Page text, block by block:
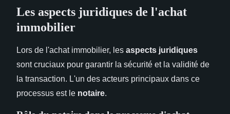
Les aspects juridiques de l'achat
immobilier
Lors de l'achat immobilier, les aspects juridiques
sont cruciaux pour garantir la sécurité et la validité de
la transaction. L'un des acteurs principaux dans ce
processus est le notaire.